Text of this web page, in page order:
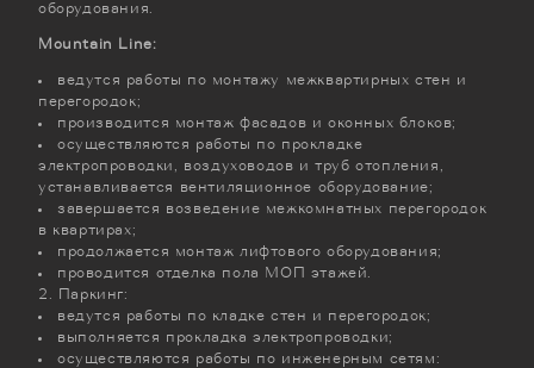
оборудования.
Mountain Line:
ведутся работы по монтажу межквартирных стен и
перегородок;
производится монтаж фасадов и оконных блоков;
осуществляются работы по прокладке
электропроводки, воздуховодов и труб отопления,
устанавливается вентиляционное оборудование;
завершается возведение межкомнатных перегородок
в квартирах;
продолжается монтаж лифтового оборудования;
проводится отделка пола МОП этажей.
Паркинг:
ведутся работы по кладке стен и перегородок;
выполняется прокладка электропроводки;
осуществляются работы по инженерным сетям: